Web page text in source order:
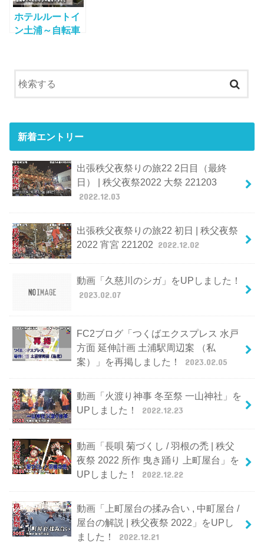
ホテルルートイ
ン土浦～自転車
新着エントリー
出張秩父夜祭りの旅22 2日目（最終
日） | 秩父夜祭2022 大祭 221203
2022.12.03
出張秩父夜祭りの旅22 初日 | 秩父夜祭
2022 宵宮 221202 2022.12.02
動画「久慈川のシガ」をUPしました！
2023.02.07
FC2ブログ「つくばエクスプレス 水戸
方面 延伸計画 土浦駅周辺案 （私
案）」を再掲しました！
2023.02.05
動画「火渡り神事 冬至祭 一山神社」を
UPしました！
2022.12.23
動画「長唄 菊づくし / 羽根の禿 | 秩父
夜祭 2022 所作 曳き踊り 上町屋台」を
UPしました！
2022.12.22
動画「上町屋台の揉み合い , 中町屋台 /
屋台の解説 | 秩父夜祭 2022」をUPし
ました！
2022.12.21